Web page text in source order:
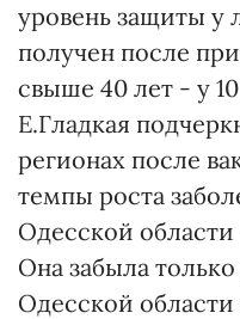
уровень защиты у
получен после
свыше 40 лет - у
Е.Гладкая
регионах после
темпы роста
Одесской области
Она забыла
Одесской